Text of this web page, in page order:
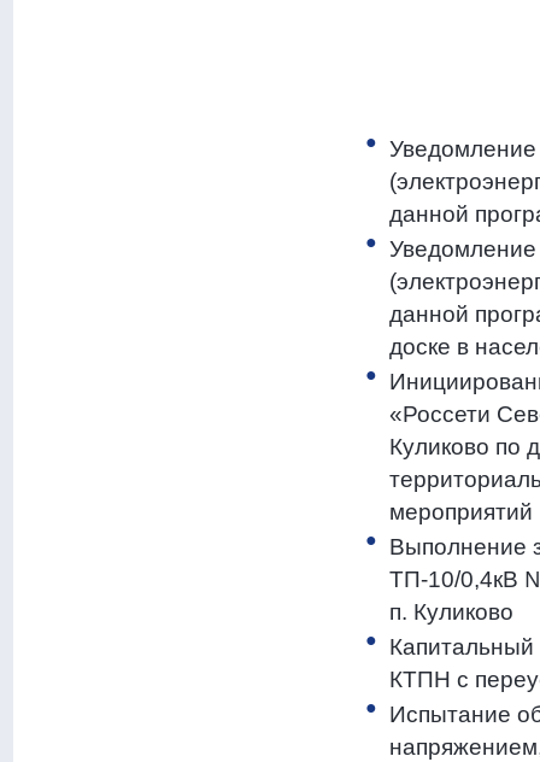
Уведомление
данной
Уведомление
данной
доске в
«Россети
Куликово по
мероприятий
Выполнение
ТП-10/0,4кВ
п. Куликово
КТПН с
Испытание